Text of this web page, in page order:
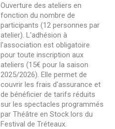
Ouverture des ateliers en
fonction du nombre de
participants (12 personnes par
atelier). L'adhésion à
l'association est obligatoire
pour toute inscription aux
ateliers (15€ pour la saison
2025/2026). Elle permet de
couvrir les frais d'assurance et
de bénéficier de tarifs réduits
sur les spectacles programmés
par Théâtre en Stock lors du
Festival de Tréteaux.